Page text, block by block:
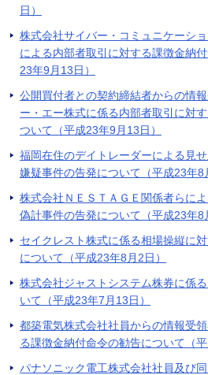
日）
株式会社サイバー・コミュニケーシ
による内部者取引に対する課徴金納
23年9月13日）
公開買付者との契約締結者からの情
ー・エー株式に係る内部者取引に対
ついて（平成23年9月13日）
福岡在住のデイトレーダーによる見
嫌疑事件の告発について（平成23年8
株式会社ＮＥＳＴＡＧＥ関係者らに
偽計事件の告発について（平成23年8
セイクレスト株式に係る相場操縦に
について（平成23年8月2日）
株式会社ジャストシステム株券に係
いて（平成23年7月13日）
都築電気株式会社社員からの情報受
る課徴金納付命令の勧告について（平
パナソニック電工株式会社社員及び